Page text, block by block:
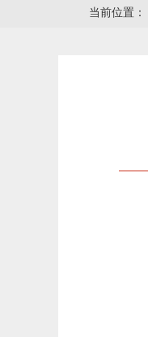
当前位置：